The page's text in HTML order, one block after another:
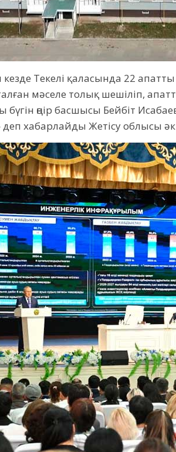
Текелі қаласында 22
мәселе толық шешіліп,
бүгін өңір басшысы Бейбіт
хабарлайды Жетісу облысы